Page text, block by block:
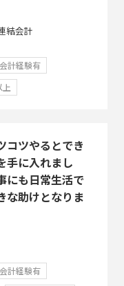
結会計
会計経験有
上
コツやるとでき
手に入れまし
にも日常生活で
な助けとなりま
会計経験有